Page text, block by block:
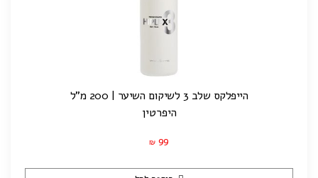
הייפלקס שלב 3 לשיקום השיער | 200 מ"ל
היפרטין
₪ 99